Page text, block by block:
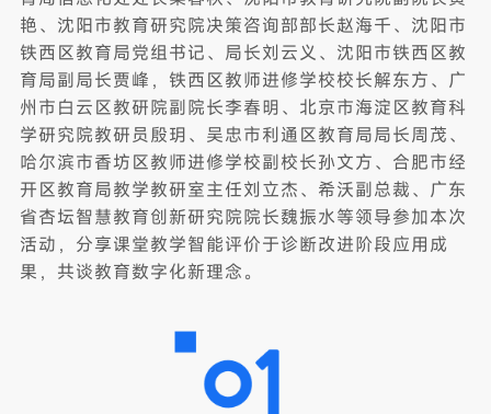
艳、沈阳市教育研究院决策咨询部部长赵海千、沈阳市
铁西区教育局党组书记、局长刘云义、沈阳市铁西区教
育局副局长贾峰，铁西区教师进修学校校长解东方、广
州市白云区教研院副院长李春明、北京市海淀区教育科
学研究院教研员殷玥、吴忠市利通区教育局局长周茂、
哈尔滨市香坊区教师进修学校副校长孙文方、合肥市经
开区教育局教学教研室主任刘立杰、希沃副总裁、广东
省杏坛智慧教育创新研究院院长魏振水等领导参加本次
活动，分享课堂教学智能评价于诊断改进阶段应用成
果，共谈教育数字化新理念。